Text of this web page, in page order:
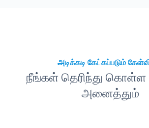
அடிக்கடி கேட்கப்படும்
நீங்கள் தெரிந்து
அனைத்தும்